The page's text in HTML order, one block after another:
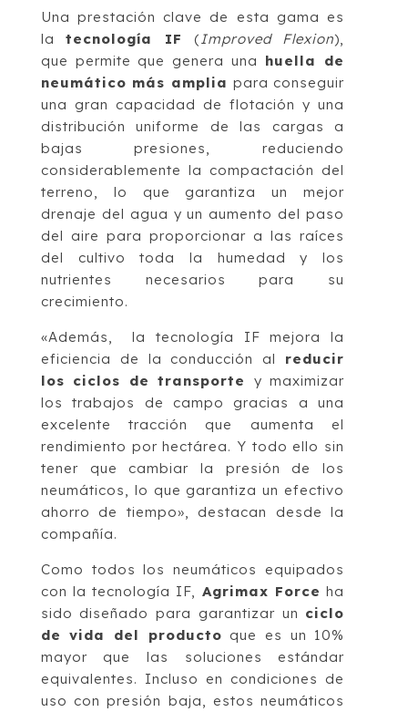
Una prestación clave de esta gama es
latecnología IF (Improved Flexion),
que permite que genera una huella de
neumático más amplia para conseguir
una gran capacidad de flotación y una
distribución uniforme de las cargas a
bajas presiones, reduciendo
considerablemente la compactación del
terreno, lo que garantiza un mejor
drenaje del agua y un aumento del paso
del aire para proporcionar a las raíces
del cultivo toda la humedad y los
nutrientes necesarios para su
crecimiento.
«Además, la tecnología IF mejora la
eficiencia de la conducción al reducir
los ciclos de transporte y maximizar
los trabajos de campo gracias a una
excelente tracción que aumenta el
rendimiento por hectárea. Y todo ello sin
tener que cambiar la presión de los
neumáticos, lo que garantiza un efectivo
ahorro de tiempo», destacan desde la
compañía.
Como todos los neumáticos equipados
con la tecnología IF, Agrimax Force ha
sido diseñado para garantizar un ciclo
de vida del producto que es un 10%
mayor que las soluciones estándar
equivalentes. Incluso en condiciones de
uso con presión baja, estos neumáticos